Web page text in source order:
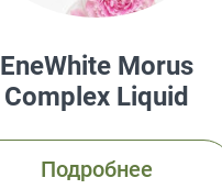
EneWhite Morus
Complex Liquid
Подробнее